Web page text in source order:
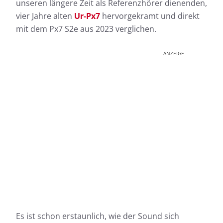
unseren längere Zeit als Referenzhörer dienenden,
vier Jahre alten Ur-Px7 hervorgekramt und direkt
mit dem Px7 S2e aus 2023 verglichen.
ANZEIGE
Es ist schon erstaunlich, wie der Sound sich